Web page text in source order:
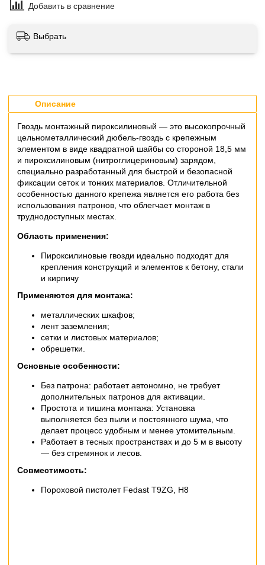
Добавить в сравнение
Выбрать
Описание
Гвоздь монтажный пироксилиновый — это высокопрочный
цельнометаллический дюбель-гвоздь с крепежным
элементом в виде квадратной шайбы со стороной 18,5 мм
и пироксилиновым (нитроглицериновым) зарядом,
специально разработанный для быстрой и безопасной
фиксации сеток и тонких материалов. Отличительной
особенностью данного крепежа является его работа без
использования патронов, что облегчает монтаж в
труднодоступных местах.
Область применения:
Пироксилиновые гвозди идеально подходят для
крепления конструкций и элементов к бетону, стали
и кирпичу
Применяются для монтажа:
металлических шкафов;
лент заземления;
сетки и листовых материалов;
обрешетки.
Основные особенности:
Без патрона: работает автономно, не требует
дополнительных патронов для активации.
Простота и тишина монтажа: Установка
выполняется без пыли и постоянного шума, что
делает процесс удобным и менее утомительным.
Работает в тесных пространствах и до 5 м в высоту
— без стремянок и лесов.
Совместимость:
Пороховой пистолет Fedast T9ZG, H8